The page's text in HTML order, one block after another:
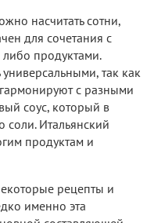
насчитать сотни,
для сочетания с
продуктами.
так как
с разными
соус, который в
соли. Итальянский
продуктам и
рецепты и
именно эта